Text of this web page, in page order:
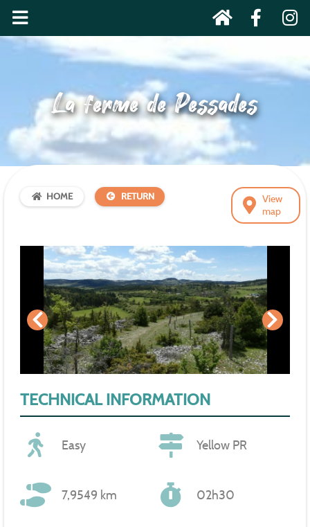
La ferme de Pessades
View
map
HOME RETURN
TECHNICAL INFORMATION
Easy Yellow PR
7,9549 km 02h30